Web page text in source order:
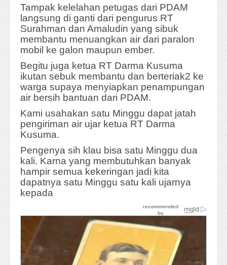
Tampak kelelahan petugas dari PDAM
langsung di ganti dari pengurus RT
Surahman dan Amaludin yang sibuk
membantu menuangkan air dari paralon
mobil ke galon maupun ember.
Begitu juga ketua RT Darma Kusuma
ikutan sebuk membantu dan berteriak2 ke
warga supaya menyiapkan penampungan
air bersih bantuan dari PDAM.
Kami usahakan satu Minggu dapat jatah
pengiriman air ujar ketua RT Darma
Kusuma.
Pengenya sih klau bisa satu Minggu dua
kali. Karna yang membutuhkan banyak
hampir semua kekeringan jadi kita
dapatnya satu Minggu satu kali ujarnya
kepada